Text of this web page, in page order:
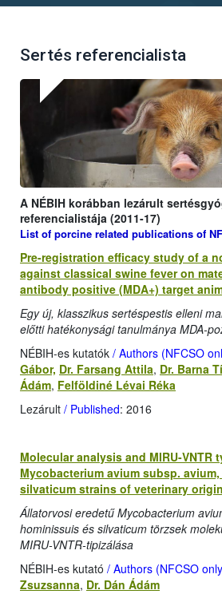
Sertés referencialista
A NÉBIH korábban lezárult
referencialistája (2011-17)
List of porcine related publications of
Pre-registration efficacy study of a
against classical swine fever on
antibody positive (MDA+) target
Egy új, klasszikus sertéspestis elleni
előtti hatékonysági tanulmánya MDA-
NÉBIH-es kutatók / Authors (NFCSO
Gábor, Dr. Farsang Attila, Dr. Barna
Ádám, Felföldiné Lévai Réka
Lezárult / Published: 2016
Molecular analysis and MIRU-VNTR
Mycobacterium avium subsp.
silvaticum strains of veterinary origin
Állatorvosi eredetű Mycobacterium
hominissuis és silvaticum törzsek
MIRU-VNTR-tipizálása
NÉBIH-es kutató / Authors (NFCSO
Zsuzsanna, Dr. Dán Ádám